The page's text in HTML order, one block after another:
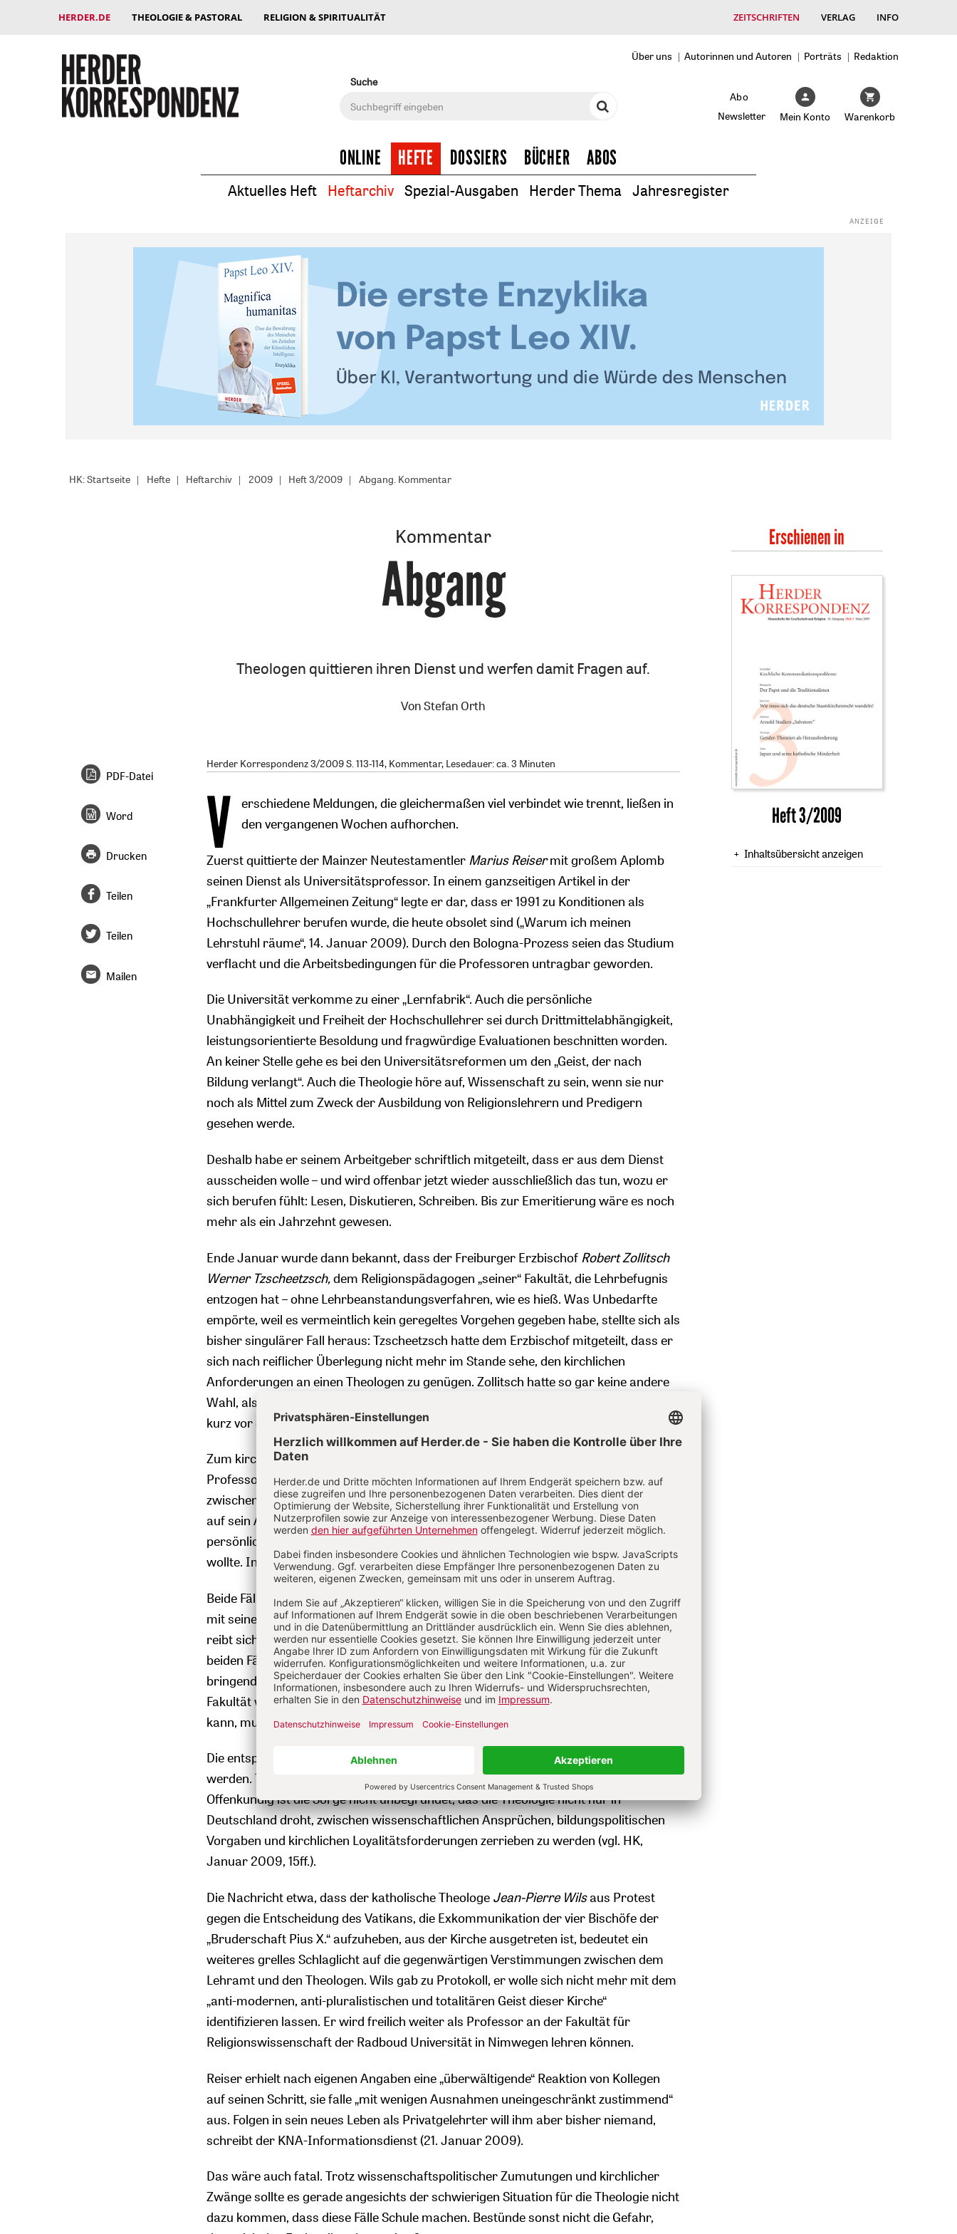
HERDER.DE THEOLOGIE & PASTORAL RELIGION & SPIRITUALITÄT ZEITSCHRIFTEN VERLAG INFO
Über uns Autorinnen und Autoren Porträts
Redaktion
Suche
Abo
Newsletter
Mein Konto Warenkorb
ONLINE HEFTE DOSSIERS BÜCHER ABOS
Aktuelles Heft Heftarchiv Spezial-Ausgaben Herder Thema Jahresregister
HK: Startseite Hefte Heftarchiv 2009 Heft 3/2009 Abgang. Kommentar
Kommentar
:
Abgang
Theologen quittieren ihren Dienst und werfen damit Fragen auf.
VonStefan Orth
Herder Korrespondenz 3/2009 S. 113-114, Kommentar, Lesedauer: ca. 3 Minuten
V
erschiedene Meldungen, die gleichermaßen viel verbindet wie trennt, ließen in
den vergangenen Wochen aufhorchen.
Zuerst quittierte der Mainzer Neutestamentler Marius Reisermit großem Aplomb
seinen Dienst als Universitätsprofessor. In einem ganzseitigen Artikel in der
„Frankfurter Allgemeinen Zeitung“ legte er dar, dass er 1991 zu Konditionen als
Hochschullehrer berufen wurde, die heute obsolet sind („Warum ich meinen
Lehrstuhl räume“, 14. Januar 2009). Durch den Bologna-Prozess seien das Studium
verflacht und die Arbeitsbedingungen für die Professoren untragbar geworden.
Die Universität verkomme zu einer „Lernfabrik“. Auch die persönliche
Unabhängigkeit und Freiheit der Hochschullehrer sei durch Drittmittelabhängigkeit,
leistungsorientierte Besoldung und fragwürdige Evaluationen beschnitten worden.
An keiner Stelle gehe es bei den Universitätsreformen um den „Geist, der nach
Bildung verlangt“. Auch die Theologie höre auf, Wissenschaft zu sein, wenn sie nur
noch als Mittel zum Zweck der Ausbildung von Religionslehrern und Predigern
gesehen werde.
Deshalb habe er seinem Arbeitgeber schriftlich mitgeteilt, dass er aus dem Dienst
ausscheiden wolle – und wird offenbar jetzt wieder ausschließlich das tun, wozu er
sich berufen fühlt: Lesen, Diskutieren, Schreiben. Bis zur Emeritierung wäre es noch
mehr als ein Jahrzehnt gewesen.
Ende Januar wurde dann bekannt, dass der Freiburger Erzbischof Robert Zollitsch
Werner Tzscheetzsch,dem Religionspädagogen „seiner“ Fakultät, die Lehrbefugnis
entzogen hat – ohne Lehrbeanstandungsverfahren, wie es hieß. Was Unbedarfte
empörte, weil es vermeintlich kein geregeltes Vorgehen gegeben habe, stellte sich als
bisher singulärer Fall heraus: Tzscheetzsch hatte dem Erzbischof mitgeteilt, dass er
sich nach reiflicher Überlegung nicht mehr im Stande sehe, den kirchlichen
Anforderungen an einen Theologen zu genügen. Zollitsch hatte so gar keine andere
Wahl, als dem Theologen die Lehrerlaubnis zu entziehen, mitten im Semester und
kurz vor den Prüfungen, die die Schützlinge jetzt andernorts ablegen mussten.
Zum kirchenpolitischen Skandal taugt der Fall also nicht. Tzscheetzsch, der seit 1995
Professor für Pädagogik und Katechetik an der Fakultät war, hat sich
zwischenzeitlich auch mehrfach anerkennend über die Reaktionen des Erzbischofs
auf sein Ansinnen gezeigt. Es habe mehrere längere Gespräche über seine sehr
persönliche Entscheidung gegeben – zu der er keine weiteren Angaben machen
wollte. In jedem Fall fühle er sich nicht als Verfolgter der Kirche.
Beide Fälle unterscheiden sich in vielerlei Hinsicht. Im ersten Fall liegt der Professor
mit seiner Universität und der gegenwärtigen Bildungspolitik im Clinch, im zweiten
reibt sich ein Theologieprofessor an den kirchlichen Vorgaben für seine Arbeit. In
beiden Fällen dürften weitere persönliche und damit nicht auf einen Nenner zu
bringende Umstände hinzukommen. Und während Tzscheetzsch an einer anderen
Fakultät weiter wirken wird, weil ihm als Landesbeamten nicht gekündigt werden
kann, muss sich Reiser jetzt als Privatier behaupten.
Die entsprechenden Gewissensentscheidungen müssen auch jeweils respektiert
werden. Trotzdem werfen die beiden Demissionen deutscher Theologen Fragen auf.
Offenkundig ist die Sorge nicht unbegründet, das die Theologie nicht nur in
Deutschland droht, zwischen wissenschaftlichen Ansprüchen, bildungspolitischen
Vorgaben und kirchlichen Loyalitätsforderungen zerrieben zu werden (vgl. HK,
Januar 2009, 15ff.).
Die Nachricht etwa, dass der katholische Theologe Jean-Pierre Wilsaus Protest
gegen die Entscheidung des Vatikans, die Exkommunikation der vier Bischöfe der
„Bruderschaft Pius X.“ aufzuheben, aus der Kirche ausgetreten ist, bedeutet ein
weiteres grelles Schlaglicht auf die gegenwärtigen Verstimmungen zwischen dem
Lehramt und den Theologen. Wils gab zu Protokoll, er wolle sich nicht mehr mit dem
„anti-modernen, anti-pluralistischen und totalitären Geist dieser Kirche“
identifizieren lassen. Er wird freilich weiter als Professor an der Fakultät für
Religionswissenschaft der Radboud Universität in Nimwegen lehren können.
Reiser erhielt nach eigenen Angaben eine „überwältigende“ Reaktion von Kollegen
auf seinen Schritt, sie falle „mit wenigen Ausnahmen uneingeschränkt zustimmend“
aus. Folgen in sein neues Leben als Privatgelehrter will ihm aber bisher niemand,
schreibt der KNA-Informationsdienst (21. Januar 2009).
Das wäre auch fatal. Trotz wissenschaftspolitischer Zumutungen und kirchlicher
Zwänge sollte es gerade angesichts der schwierigen Situation für die Theologie nicht
dazu kommen, dass diese Fälle Schule machen. Bestünde sonst nicht die Gefahr,
PDF-Datei
Word
Drucken
Teilen
Teilen
Mailen
Erschienen in
Heft 3/2009
Inhaltsübersicht anzeigen